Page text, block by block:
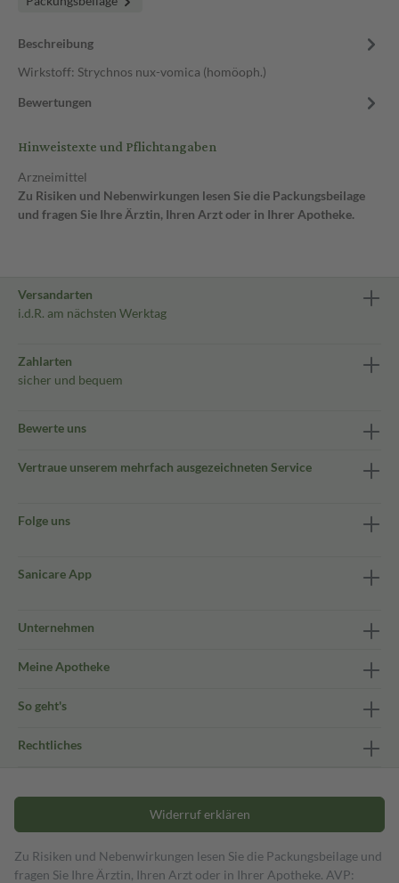
Beschreibung
Wirkstoff: Strychnos nux-vomica (homöoph.)
Bewertungen
Hinweistexte und Pflichtangaben
Arzneimittel
Zu Risiken und Nebenwirkungen lesen Sie die Packungsbeilage
und fragen Sie Ihre Ärztin, Ihren Arzt oder in Ihrer Apotheke.
Versandarten
i.d.R. am nächsten Werktag
Zahlarten
sicher und bequem
Bewerte uns
Vertraue unserem mehrfach ausgezeichneten Service
Folge uns
Sanicare App
Unternehmen
Meine Apotheke
So geht's
Rechtliches
Widerruf erklären
Zu Risiken und Nebenwirkungen lesen Sie die Packungsbeilage und
fragen Sie Ihre Ärztin, Ihren Arzt oder in Ihrer Apotheke. AVP: